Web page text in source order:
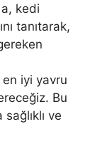
kedi
tanıtarak,
en iyi yavru
Bu
ve